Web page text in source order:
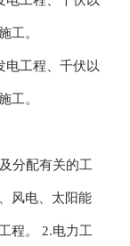
工。
电工程、千伏以
工。
分配有关的工
风电、太阳能
程。 2.电力工